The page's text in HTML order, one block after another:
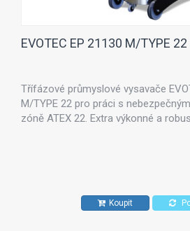
EVOTEC EP 21130 M/TYPE 22
Třífázové průmyslové vysavače
M/TYPE 22 pro práci s
zóně ATEX 22. Extra výkonné a
Koupit